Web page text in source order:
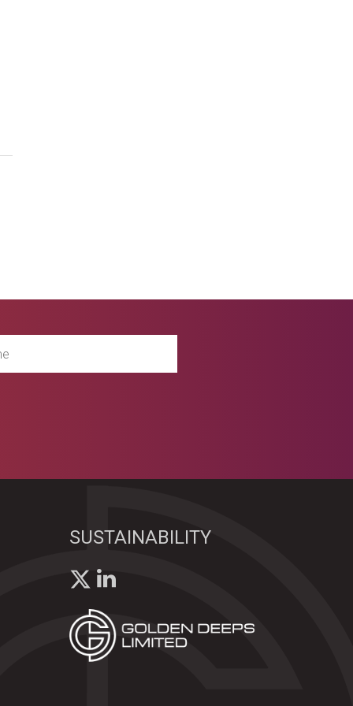
SUSTAINABILITY